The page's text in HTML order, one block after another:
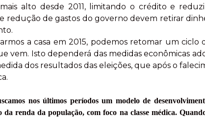
alto desde 2011, limitando o crédito e
redução de gastos do governo devem retirar
a casa em 2015, podemos retomar um
vem. Isto dependerá das medidas econômicas
dos resultados das eleições, que após o
nos últimos períodos um modelo de
da renda da população, com foco na classe médica.